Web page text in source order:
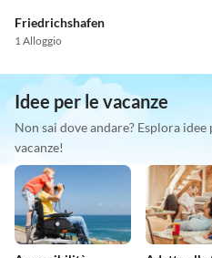
Friedrichshafen
1 Alloggio
Idee per le vacanze
Non sai dove andare? Esplora
vacanze!